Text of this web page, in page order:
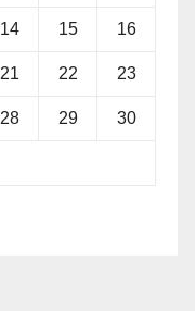
14 15 16
21 22 23
28 29 30